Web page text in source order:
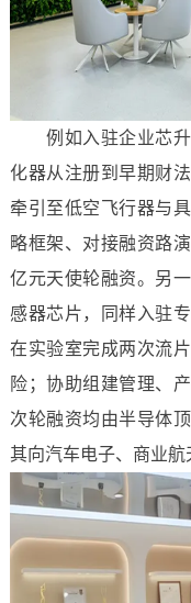
例如入驻企业芯升
化器从注册到早期财
牵引至低空飞行器与
略框架、对接融资路
亿元天使轮融资。另
感器芯片，同样入驻
在实验室完成两次流
险；协助组建管理、
次轮融资均由半导体
其向汽车电子、商业航